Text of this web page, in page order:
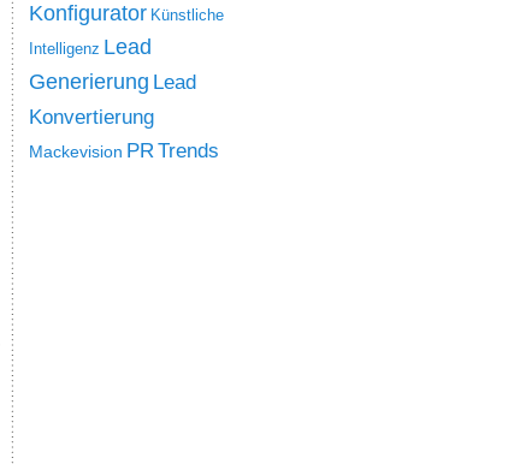
Konfigurator Künstliche
Intelligenz Lead
Generierung Lead
Konvertierung
Mackevision PRTrends